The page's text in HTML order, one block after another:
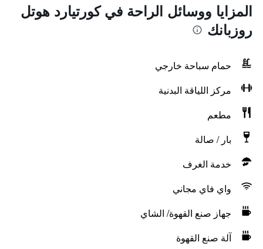
المزايا ووسائل الراحة في كورتيارد هوتل
روزبانك
حمام سباحة خارجي
مركز اللياقة البدنية
مطعم
بار / صالة
خدمة الغرف
واي فاي مجاني
جهاز صنع القهوة/ الشاي
آلة صنع القهوة